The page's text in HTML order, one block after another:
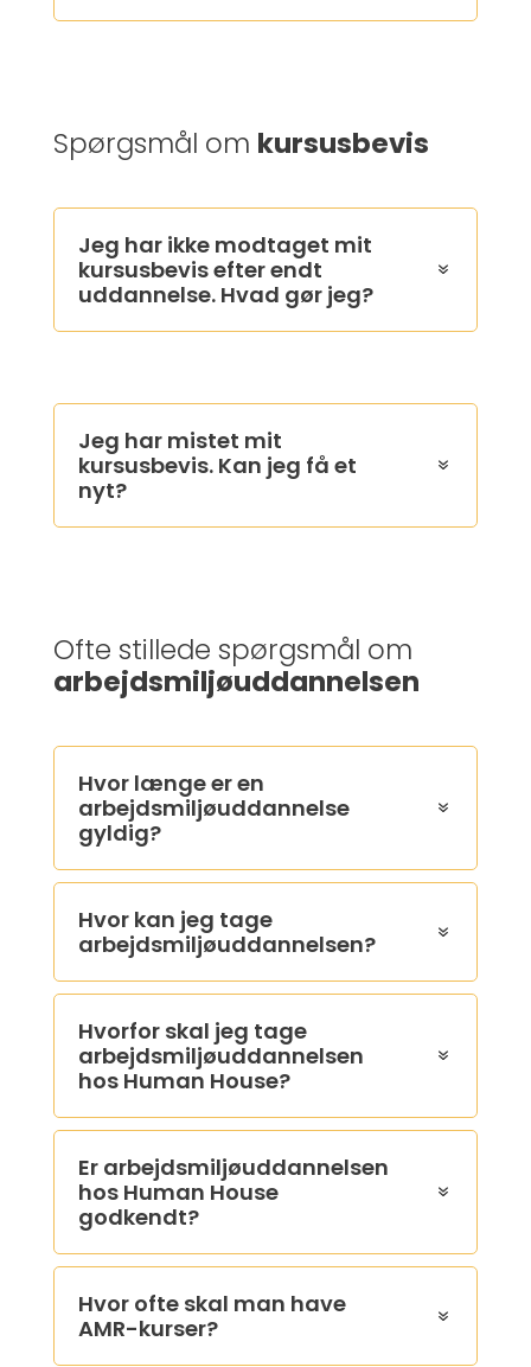
Spørgsmål om kursusbevis
Jeg har ikke modtaget mit
kursusbevis efter endt
uddannelse. Hvad gør jeg?
Jeg har mistet mit
kursusbevis. Kan jeg få et
nyt?
Ofte stillede spørgsmål om
arbejdsmiljøuddannelsen
Hvor længe er en
arbejdsmiljøuddannelse
gyldig?
Hvor kan jeg tage
arbejdsmiljøuddannelsen?
Hvorfor skal jeg tage
arbejdsmiljøuddannelsen
hos Human House?
Er arbejdsmiljøuddannelsen
hos Human House
godkendt?
Hvor ofte skal man have
AMR-kurser?